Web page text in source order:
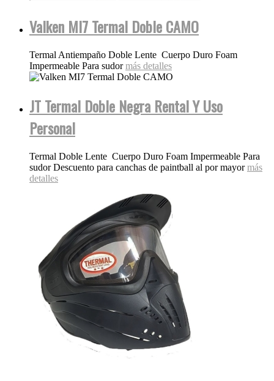
Valken MI7 Termal Doble CAMO
Termal Antiempaño Doble Lente Cuerpo Duro Foam
Impermeable Para sudormás detalles
JT Termal Doble Negra Rental Y Uso
Personal
Termal Doble Lente Cuerpo Duro Foam Impermeable Para
sudor Descuento para canchas de paintball al por mayormás
detalles